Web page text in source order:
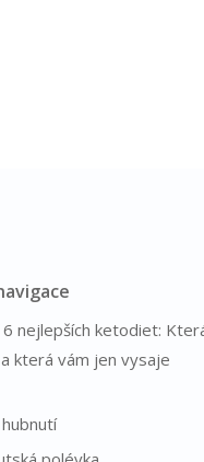
6 nejlepších ketodiet:
která vám jen vysaje